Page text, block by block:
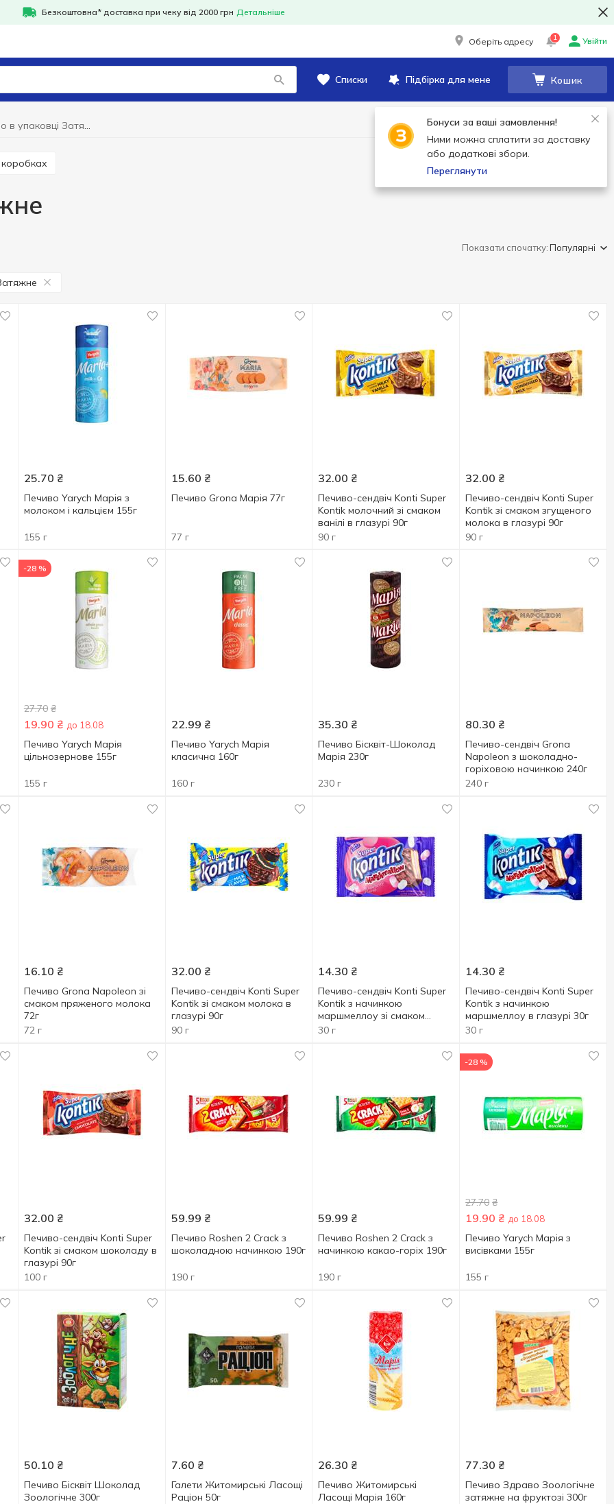
Безкоштовна* доставка при чеку від 2000 грн Детальніше
Оберіть адресу 1 Увійти
Списки Підбірка для мене Кошик
Бонуси за ваші замовлення!
Ними можна сплатити за доставку
або додаткові збори.
Переглянути
Печиво в упаковці Затяжне
коробках
Показати спочатку:Популярні
25.70 ₴
Печиво Yarych Марія з
молоком і кальцієм 155г
155 г
15.60 ₴
Печиво Grona Марія 77г
77 г
32.00 ₴
Печиво-сендвіч Konti Super
Kontik молочний зі смаком
ванілі в глазурі 90г
90 г
32.00 ₴
Печиво-сендвіч Konti Super
Kontik зі смаком згущеного
молока в глазурі 90г
90 г
-28 %
27.70 ₴
19.90 ₴ до 18.08
Печиво Yarych Марія
цільнозернове 155г
155 г
22.99 ₴
Печиво Yarych Марія
класична 160г
160 г
35.30 ₴
Печиво Бісквіт-Шоколад
Марія 230г
230 г
80.30 ₴
Печиво-сендвіч Grona
Napoleon з шоколадно-
горіховою начинкою 240г
240 г
16.10 ₴
Печиво Grona Napoleon зі
смаком пряженого молока
72г
72 г
32.00 ₴
Печиво-сендвіч Konti Super
Kontik зі смаком молока в
глазурі 90г
90 г
14.30 ₴
Печиво-сендвіч Konti Super
Kontik з начинкою
маршмеллоу зі смаком
полуниці в глазурі 30г
30 г
14.30 ₴
Печиво-сендвіч Konti Super
Kontik з начинкою
маршмеллоу в глазурі 30г
30 г
32.00 ₴
Печиво-сендвіч Konti Super
Kontik зі смаком шоколаду в
глазурі 90г
100 г
59.99 ₴
Печиво Roshen 2 Crack з
шоколадною начинкою 190г
190 г
59.99 ₴
Печиво Roshen 2 Crack з
начинкою какао-горіх 190г
190 г
-28 %
27.70 ₴
19.90 ₴ до 18.08
Печиво Yarych Марія з
висівками 155г
155 г
50.10 ₴
Печиво Бісквіт Шоколад
Зоологічне 300г
7.60 ₴
Галети Житомирські Ласощі
Раціон 50г
26.30 ₴
Печиво Житомирські
Ласощі Марія 160г
77.30 ₴
Печиво Здраво Зоологічне
затяжне на фруктозі 300г